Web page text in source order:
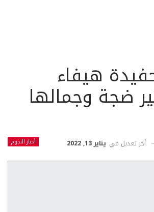
هيفاء
ضجة وجمالها
أخبار النجوم أخر تعديل في يناير 13, 2022